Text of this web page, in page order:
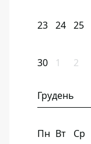
23 24 25
30 1 2
Грудень
Пн Вт Ср